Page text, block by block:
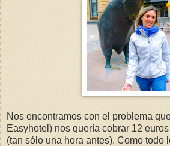
Nos encontramos con el problema
Easyhotel) nos quería cobrar 12
(tan sólo una hora antes). Como todo